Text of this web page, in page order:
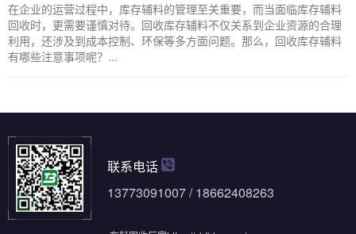
在企业的运营过程中，库存辅料的管理至关重要，而当面临库存辅料
回收时，更需要谨慎对待。回收库存辅料不仅关系到企业资源的合理
利用，还涉及到成本控制、环保等多方面问题。那么，回收库存辅料
有哪些注意事项呢？...
联系电话
13773091007 / 18662408263